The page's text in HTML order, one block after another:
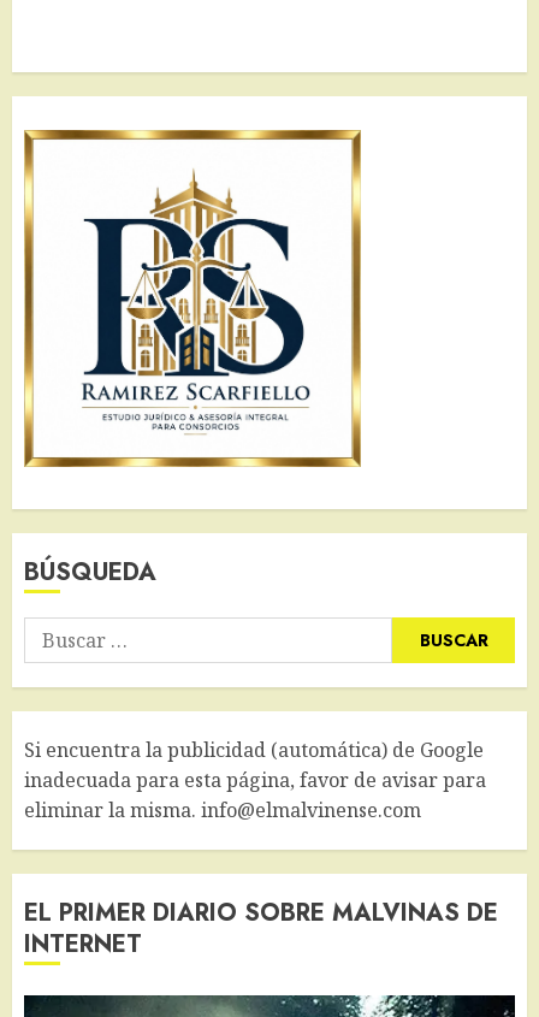
BÚSQUEDA
Buscar:
Si encuentra la publicidad (automática) de Google
inadecuada para esta página, favor de avisar para
eliminar la misma. info@elmalvinense.com
EL PRIMER DIARIO SOBRE MALVINAS DE
INTERNET